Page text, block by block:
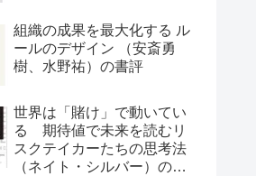
組織の成果を最大化する ル
ールのデザイン （安斎勇
樹、水野祐）の書評
世界は「賭け」で動いてい
る 期待値で未来を読むリ
スクテイカーたちの思考法
（ネイト・シルバー）の書